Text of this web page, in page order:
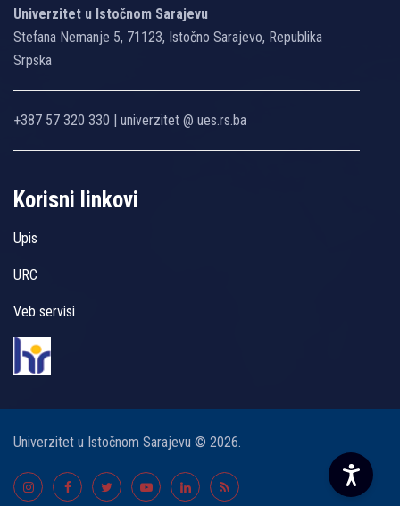
Univerzitet u Istočnom Sarajevu
Stefana Nemanje 5, 71123, Istočno Sarajevo, Republika
Srpska
+387 57 320 330 | univerzitet @ ues.rs.ba
Korisni linkovi
Upis
URC
Veb servisi
Univerzitet u Istočnom Sarajevu © 2026.